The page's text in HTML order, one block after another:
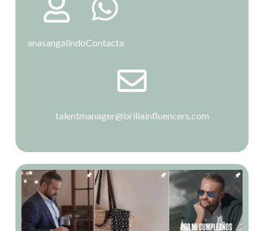
anasangalindoContacta
talentmanager@brillainfluencers.com